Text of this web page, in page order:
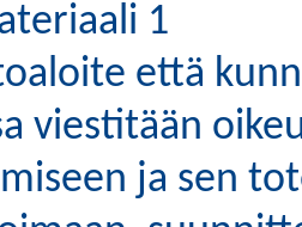
1
että
viestitään
ja sen